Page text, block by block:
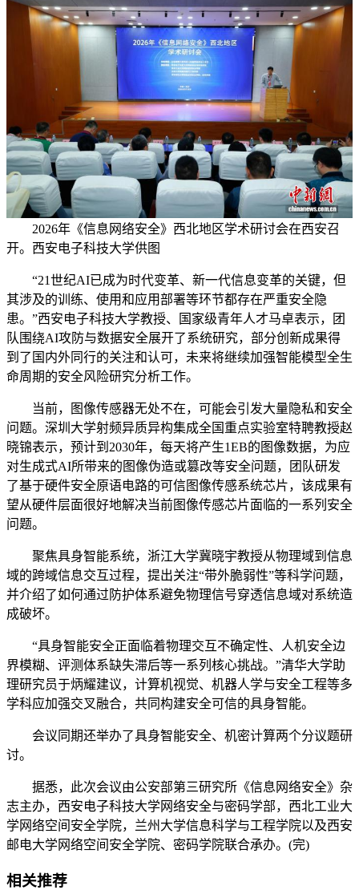
2026年《信息网络安全》西北地区学术研讨会在西安召
开。西安电子科技大学供图
“21世纪AI已成为时代变革、新一代信息变革的关键，但
其涉及的训练、使用和应用部署等环节都存在严重安全隐
患。”西安电子科技大学教授、国家级青年人才马卓表示，团
队围绕AI攻防与数据安全展开了系统研究，部分创新成果得
到了国内外同行的关注和认可，未来将继续加强智能模型全生
命周期的安全风险研究分析工作。
当前，图像传感器无处不在，可能会引发大量隐私和安全
问题。深圳大学射频异质异构集成全国重点实验室特聘教授赵
晓锦表示，预计到2030年，每天将产生1EB的图像数据，为应
对生成式AI所带来的图像伪造或篡改等安全问题，团队研发
了基于硬件安全原语电路的可信图像传感系统芯片，该成果有
望从硬件层面很好地解决当前图像传感芯片面临的一系列安全
问题。
聚焦具身智能系统，浙江大学冀晓宇教授从物理域到信息
域的跨域信息交互过程，提出关注“带外脆弱性”等科学问题，
并介绍了如何通过防护体系避免物理信号穿透信息域对系统造
成破坏。
“具身智能安全正面临着物理交互不确定性、人机安全边
界模糊、评测体系缺失滞后等一系列核心挑战。”清华大学助
理研究员于炳耀建议，计算机视觉、机器人学与安全工程等多
学科应加强交叉融合，共同构建安全可信的具身智能。
会议同期还举办了具身智能安全、机密计算两个分议题研
讨。
据悉，此次会议由公安部第三研究所《信息网络安全》杂
志主办，西安电子科技大学网络安全与密码学部，西北工业大
学网络空间安全学院，兰州大学信息科学与工程学院以及西安
邮电大学网络空间安全学院、密码学院联合承办。(完)
相关推荐